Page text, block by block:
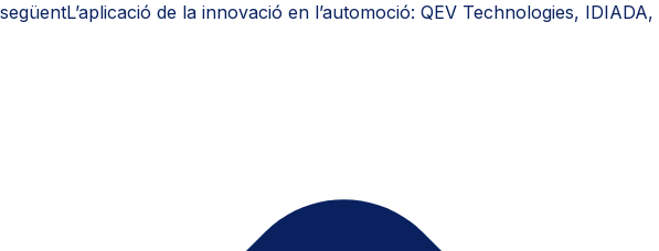
següentL’aplicació de la innovació en l’automoció: QEV Technologies,